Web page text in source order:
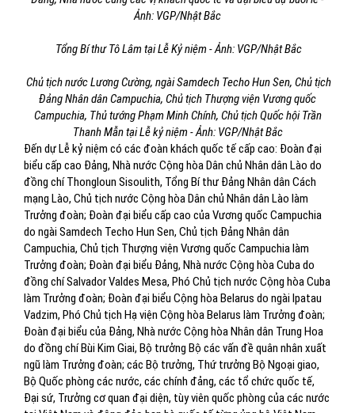
Ảnh: VGP/Nhật Bắc
Tổng Bí thư Tô Lâm tại Lễ Kỷ niệm - Ảnh: VGP/Nhật Bắc
Chủ tịch nước Lương Cường, ngài Samdech Techo Hun Sen, Chủ tịch
Đảng Nhân dân Campuchia, Chủ tịch Thượng viện Vương quốc
Campuchia, Thủ tướng Phạm Minh Chính, Chủ tịch Quốc hội Trần
Thanh Mẫn tại Lễ kỷ niệm - Ảnh: VGP/Nhật Bắc
Đến dự Lễ kỷ niệm có các đoàn khách quốc tế cấp cao: Đoàn đại
biểu cấp cao Đảng, Nhà nước Cộng hòa Dân chủ Nhân dân Lào do
đồng chí Thongloun Sisoulith, Tổng Bí thư Đảng Nhân dân Cách
mạng Lào, Chủ tịch nước Cộng hòa Dân chủ Nhân dân Lào làm
Trưởng đoàn; Đoàn đại biểu cấp cao của Vương quốc Campuchia
do ngài Samdech Techo Hun Sen, Chủ tịch Đảng Nhân dân
Campuchia, Chủ tịch Thượng viện Vương quốc Campuchia làm
Trưởng đoàn; Đoàn đại biểu Đảng, Nhà nước Cộng hòa Cuba do
đồng chí Salvador Valdes Mesa, Phó Chủ tịch nước Cộng hòa Cuba
làm Trưởng đoàn; Đoàn đại biểu Cộng hòa Belarus do ngài Ipatau
Vadzim, Phó Chủ tịch Hạ viện Cộng hòa Belarus làm Trưởng đoàn;
Đoàn đại biểu của Đảng, Nhà nước Cộng hòa Nhân dân Trung Hoa
do đồng chí Bùi Kim Giai, Bộ trưởng Bộ các vấn đề quân nhân xuất
ngũ làm Trưởng đoàn; các Bộ trưởng, Thứ trưởng Bộ Ngoại giao,
Bộ Quốc phòng các nước, các chính đảng, các tổ chức quốc tế,
Đại sứ, Trưởng cơ quan đại diện, tùy viên quốc phòng của các nước